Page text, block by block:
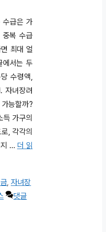
수급은 가
중복 수급
최대 얼
에서는 두
수령액,
자녀장려
능할까?
가구의
, 각각의
지 … 더 읽
자녀장
댓글